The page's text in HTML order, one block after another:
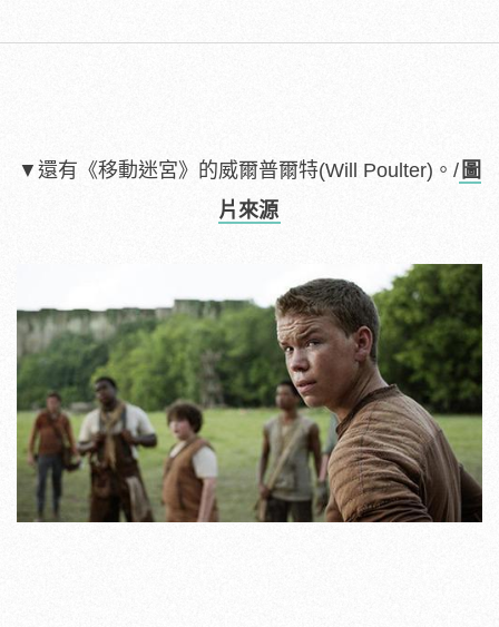
▼ 還有《移動迷宮》的威爾普爾特(Will Poulter)。/ 圖
片來源